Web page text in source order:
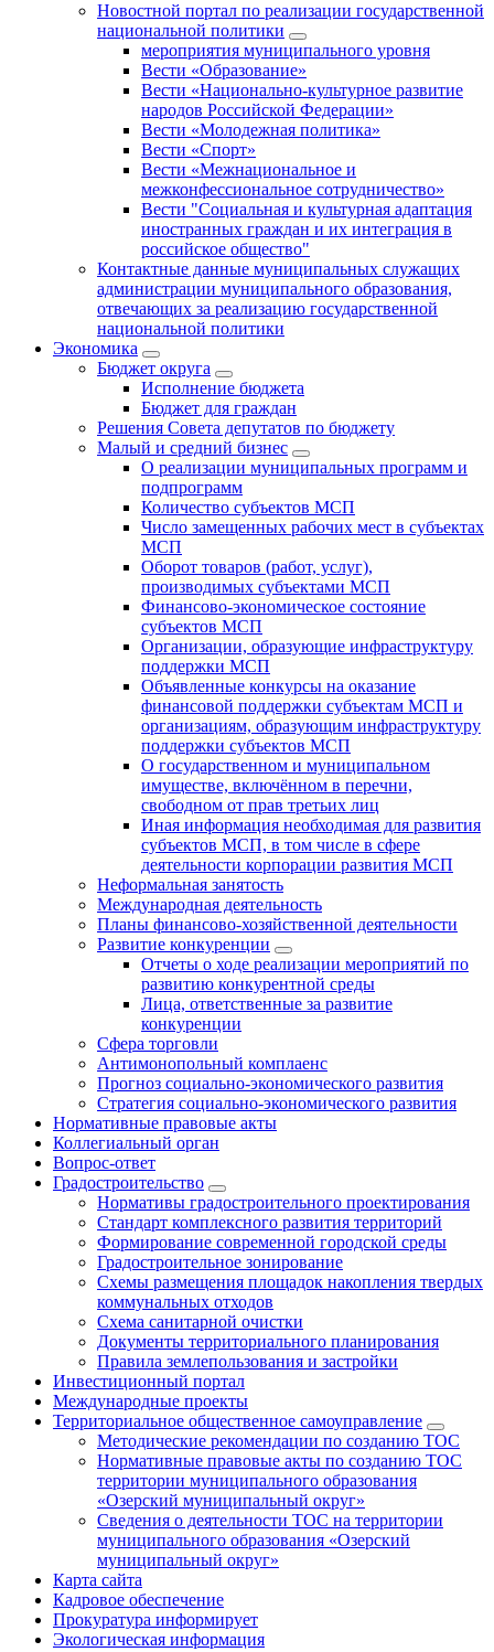
Новостной портал по реализации государственной
национальной политики
мероприятия муниципального уровня
Вести «Образование»
Вести «Национально-культурное развитие
народов Российской Федерации»
Вести «Молодежная политика»
Вести «Спорт»
Вести «Межнациональное и
межконфессиональное сотрудничество»
Вести "Социальная и культурная адаптация
иностранных граждан и их интеграция в
российское общество"
Контактные данные муниципальных служащих
администрации муниципального образования,
отвечающих за реализацию государственной
национальной политики
Экономика
Бюджет округa
Исполнение бюджета
Бюджет для граждан
Решения Совета депутатов по бюджету
Малый и средний бизнес
О реализации муниципальных программ и
подпрограмм
Количество субъектов МСП
Число замещенных рабочих мест в субъектах
МСП
Оборот товаров (работ, услуг),
производимых субъектами МСП
Финансово-экономическое состояние
субъектов МСП
Организации, образующие инфраструктуру
поддержки МСП
Объявленные конкурсы на оказание
финансовой поддержки субъектам МСП и
организациям, образующим инфраструктуру
поддержки субъектов МСП
О государственном и муниципальном
имуществе, включённом в перечни,
свободном от прав третьих лиц
Иная информация необходимая для развития
субъектов МСП, в том числе в сфере
деятельности корпорации развития МСП
Неформальная занятость
Международная деятельность
Планы финансово-хозяйственной деятельности
Развитие конкуренции
Отчеты о ходе реализации мероприятий по
развитию конкурентной среды
Лица, ответственные за развитие
конкуренции
Сфера торговли
Антимонопольный комплаенс
Прогноз социально-экономического развития
Стратегия социально-экономического развития
Нормативные правовые акты
Коллегиальный орган
Вопрос-ответ
Градостроительство
Нормативы градостроительного проектирования
Стандарт комплексного развития территорий
Формирование современной городской среды
Градостроительное зонирование
Схемы размещения площадок накопления твердых
коммунальных отходов
Схема санитарной очистки
Документы территориального планирования
Правила землепользования и застройки
Инвестиционный портал
Международные проекты
Территориальное общественное самоуправление
Методические рекомендации по созданию ТОС
Нормативные правовые акты по созданию ТОС
территории муниципального образования
«Озерский муниципальный округ»
Сведения о деятельности ТОС на территории
муниципального образования «Озерский
муниципальный округ»
Карта сайта
Кадровое обеспечение
Прокуратура информирует
Экологическая информация